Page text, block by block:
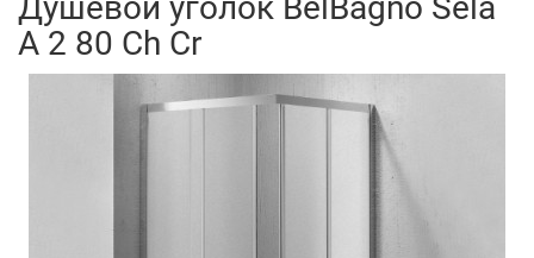
A 2 80 Ch Cr